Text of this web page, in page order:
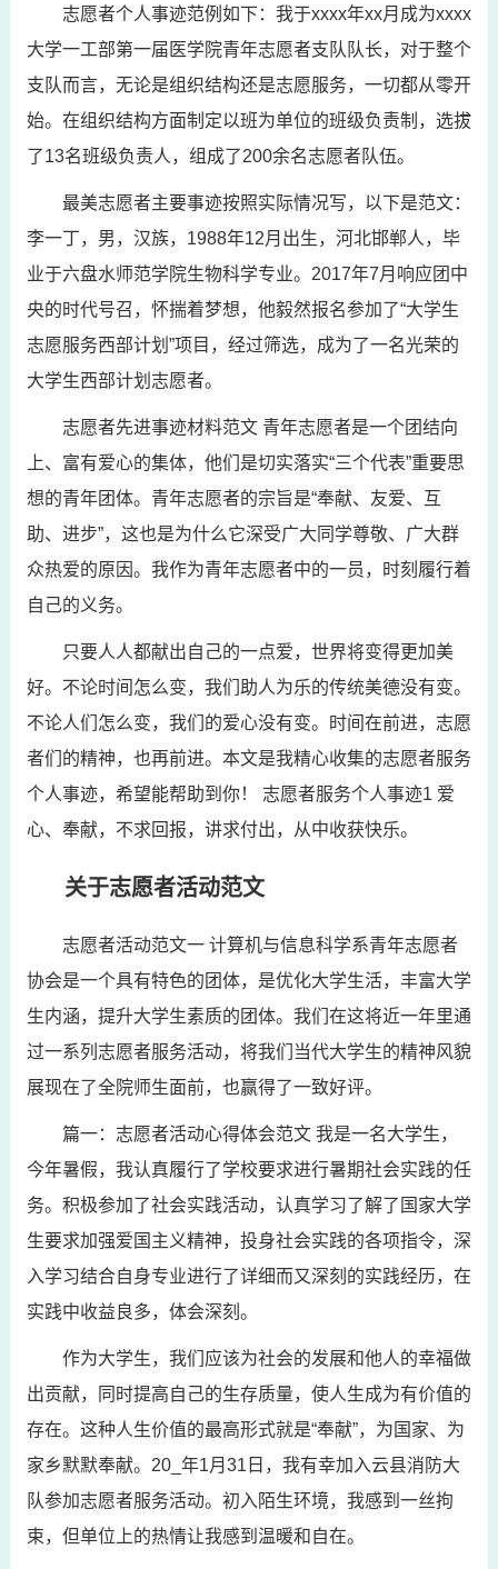
志愿者个人事迹范例如下：我于xxxx年xx月成为xxxx
大学一工部第一届医学院青年志愿者支队队长，对于整个
支队而言，无论是组织结构还是志愿服务，一切都从零开
始。在组织结构方面制定以班为单位的班级负责制，选拔
了13名班级负责人，组成了200余名志愿者队伍。
最美志愿者主要事迹按照实际情况写，以下是范文：
李一丁，男，汉族，1988年12月出生，河北邯郸人，毕
业于六盘水师范学院生物科学专业。2017年7月响应团中
央的时代号召，怀揣着梦想，他毅然报名参加了“大学生
志愿服务西部计划”项目，经过筛选，成为了一名光荣的
大学生西部计划志愿者。
志愿者先进事迹材料范文 青年志愿者是一个团结向
上、富有爱心的集体，他们是切实落实“三个代表”重要思
想的青年团体。青年志愿者的宗旨是“奉献、友爱、互
助、进步”，这也是为什么它深受广大同学尊敬、广大群
众热爱的原因。我作为青年志愿者中的一员，时刻履行着
自己的义务。
只要人人都献出自己的一点爱，世界将变得更加美
好。不论时间怎么变，我们助人为乐的传统美德没有变。
不论人们怎么变，我们的爱心没有变。时间在前进，志愿
者们的精神，也再前进。本文是我精心收集的志愿者服务
个人事迹，希望能帮助到你！ 志愿者服务个人事迹1 爱
心、奉献，不求回报，讲求付出，从中收获快乐。
关于志愿者活动范文
志愿者活动范文一 计算机与信息科学系青年志愿者
协会是一个具有特色的团体，是优化大学生活，丰富大学
生内涵，提升大学生素质的团体。我们在这将近一年里通
过一系列志愿者服务活动，将我们当代大学生的精神风貌
展现在了全院师生面前，也赢得了一致好评。
篇一：志愿者活动心得体会范文 我是一名大学生，
今年暑假，我认真履行了学校要求进行暑期社会实践的任
务。积极参加了社会实践活动，认真学习了解了国家大学
生要求加强爱国主义精神，投身社会实践的各项指令，深
入学习结合自身专业进行了详细而又深刻的实践经历，在
实践中收益良多，体会深刻。
作为大学生，我们应该为社会的发展和他人的幸福做
出贡献，同时提高自己的生存质量，使人生成为有价值的
存在。这种人生价值的最高形式就是“奉献”，为国家、为
家乡默默奉献。20_年1月31日，我有幸加入云县消防大
队参加志愿者服务活动。初入陌生环境，我感到一丝拘
束，但单位上的热情让我感到温暖和自在。